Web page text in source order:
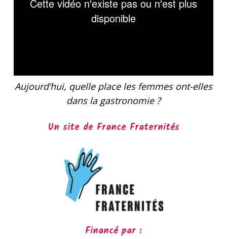
Aujourd’hui, quelle place les femmes ont-elles
dans la gastronomie ?
Un site de France Fraternités
Financé par :